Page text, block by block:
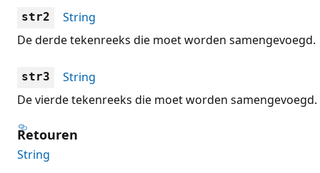
str2
String
De derde tekenreeks die moet worden samengevoegd.
str3
String
De vierde tekenreeks die moet worden samengevoegd.
Retouren
String